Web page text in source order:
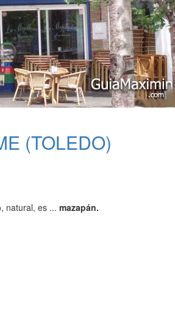
(TOLEDO)
natural, es ... mazapán.